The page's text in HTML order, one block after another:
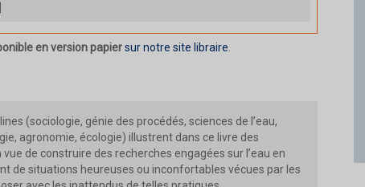
en version papiersur notre site libraire
(sociologie, génie des procédés, sciences de l’eau,
agronomie, écologie) illustrent dans ce livre des
de construire des recherches engagées sur l’eau en
de situations heureuses ou inconfortables vécues par les